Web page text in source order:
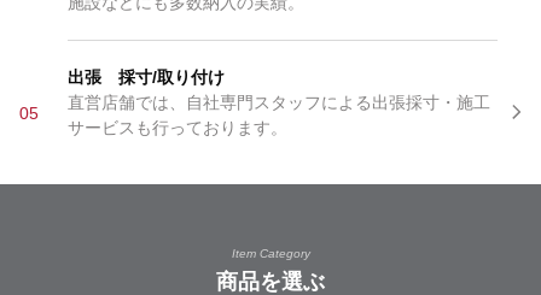
05
出張 採寸/取り付け
直営店舗では、自社専門スタッフによる出張採寸・施工
サービスも行っております。
Item Category
商品を選ぶ